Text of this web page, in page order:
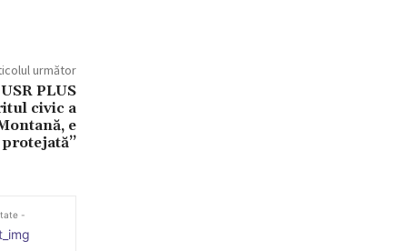
următor
PLUS
civic a
e
-